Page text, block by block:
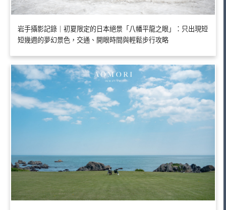
岩手攝影記錄｜初夏限定的日本絕景「八幡平龍之眼」：只出現短
短幾週的夢幻景色，交通、開眼時間與輕鬆步行攻略